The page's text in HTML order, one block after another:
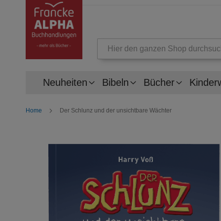
Neuheiten Bibeln Bücher
Home Der Schlunz und der unsichtbare Wächter